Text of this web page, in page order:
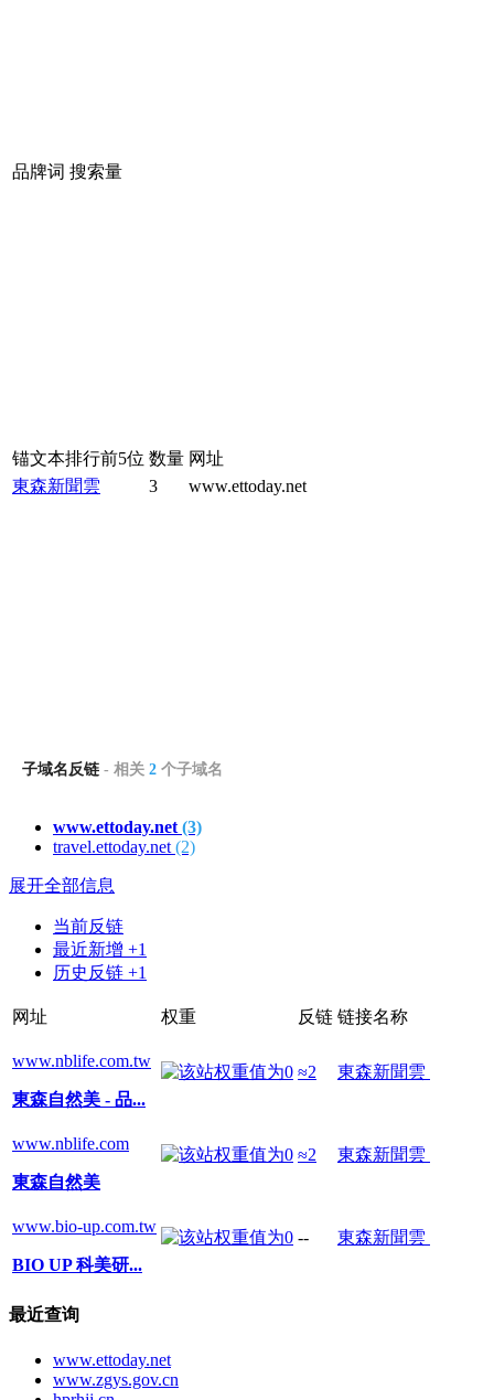
品牌词 搜索量
锚文本排行前5位 数量 网址
東森新聞雲
3 www.ettoday.net
子域名反链 - 相关 2 个子域名
www.ettoday.net (3)
travel.ettoday.net (2)
展开全部信息
当前反链
最近新增 +1
历史反链 +1
网址 权重 反链 链接名称
www.nblife.com.tw
東森自然美 - 品...
≈2 東森新聞雲
www.nblife.com
東森自然美
≈2 東森新聞雲
www.bio-up.com.tw
BIO UP 科美研...
-- 東森新聞雲
最近查询
www.ettoday.net
www.zgys.gov.cn